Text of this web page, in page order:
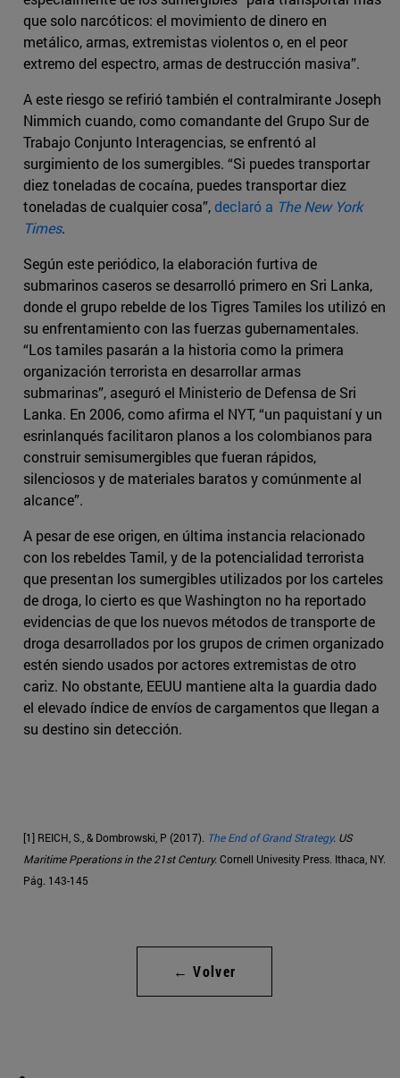
que solo narcóticos: el movimiento de dinero en
metálico, armas, extremistas violentos o, en el peor
extremo del espectro, armas de destrucción masiva”.
A este riesgo se refirió también el contralmirante Joseph
Nimmich cuando, como comandante del Grupo Sur de
Trabajo Conjunto Interagencias, se enfrentó al
surgimiento de los sumergibles. “Si puedes transportar
diez toneladas de cocaína, puedes transportar diez
toneladas de cualquier cosa”,declaró a The New York
Times.
Según este periódico, la elaboración furtiva de
submarinos caseros se desarrolló primero en Sri Lanka,
donde el grupo rebelde de los Tigres Tamiles los utilizó en
su enfrentamiento con las fuerzas gubernamentales.
“Los tamiles pasarán a la historia como la primera
organización terrorista en desarrollar armas
submarinas”, aseguró el Ministerio de Defensa de Sri
Lanka. En 2006, como afirma el NYT, “un paquistaní y un
esrinlanqués facilitaron planos a los colombianos para
construir semisumergibles que fueran rápidos,
silenciosos y de materiales baratos y comúnmente al
alcance”.
A pesar de ese origen, en última instancia relacionado
con los rebeldes Tamil, y de la potencialidad terrorista
que presentan los sumergibles utilizados por los carteles
de droga, lo cierto es que Washington no ha reportado
evidencias de que los nuevos métodos de transporte de
droga desarrollados por los grupos de crimen organizado
estén siendo usados por actores extremistas de otro
cariz. No obstante, EEUU mantiene alta la guardia dado
el elevado índice de envíos de cargamentos que llegan a
su destino sin detección.
[1] REICH, S., & Dombrowski, P (2017). The End of Grand Strategy. US
Maritime Pperations in the 21st Century. Cornell Univesity Press. Ithaca, NY.
Pág. 143-145
← Volver